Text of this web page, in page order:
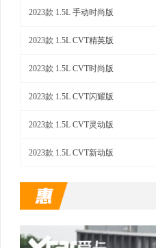
2023款 1.5L 手动时尚版
2023款 1.5L CVT精英版
2023款 1.5L CVT时尚版
2023款 1.5L CVT闪耀版
2023款 1.5L CVT灵动版
2023款 1.5L CVT新动版